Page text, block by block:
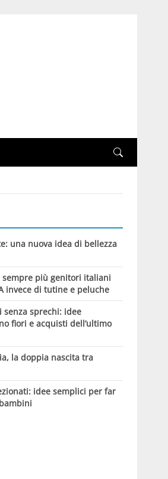
una nuova idea di bellezza
sempre più genitori italiani
invece di tutine e peluche
senza sprechi: idee
fiori e acquisti dell’ultimo
la doppia nascita tra
idee semplici per far